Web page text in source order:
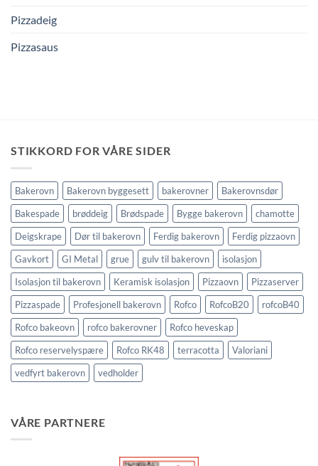
Pizzadeig
Pizzasaus
STIKKORD FOR VÅRE SIDER
Bakerovn Bakerovn byggesett bakerovner
Bakerovnsdør
Bakespade
brøddeig Brødspade Bygge bakerovn
chamotte
Deigskrape
Dør til bakerovn Ferdig bakerovn
Ferdig pizzaovn
Gavkort
GI Metal grue gulv til bakerovn
isolasjon
Isolasjon til bakerovn
Keramisk isolasjon Pizzaovn
Pizzaserver
Pizzaspade
Profesjonell bakerovn Rofco RofcoB20
rofcoB40
Rofco bakeovn
rofco bakerovner
Rofco heveskap
Rofco reservelyspære
Rofco RK48 terracotta
Valoriani
vedfyrt bakerovn
vedholder
VÅRE PARTNERE